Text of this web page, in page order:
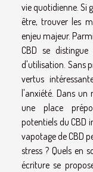
vie quotidienne. Si
être, trouver les
enjeu majeur.
CBD se
d'utilisation. Sans
vertus
l'anxiété. Dans un
une place
potentiels du CBD
vapotage de CBD
stress ? Quels en
écriture se